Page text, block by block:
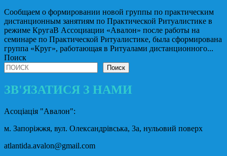
Сообщаем о формировании новой группы по практическим
дистанционным занятиям по Практической Ритуалистике в
режиме КругаВ Ассоциации «Авалон» после работы на
семинаре по Практической Ритуалистике, была сформирована
группа «Круг», работающая в Ритуалами дистанционного...
Поиск
Поиск
ЗВ'ЯЗАТИСЯ З НАМИ
Асоціація "Авалон":
м. Запоріжжя, вул. Олександрівська, 3а, нульовий поверх
atlantida.avalon@gmail.com